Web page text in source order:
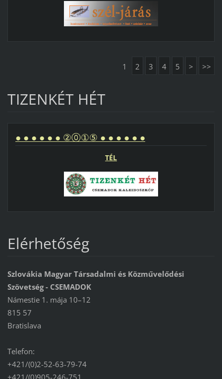
1 2 3 4 5 > >>
TIZENKÉT HÉT
● ● ● ● ● ● ②⓪①⑤ ● ● ● ● ● ●
TÉL
Elérhetőség
Szlovákia Magyar Társadalmi és Közművelődési
Szövetség - CSEMADOK
Námestie 1. mája 10–12
815 57
Bratislava
Telefon:
+421/(0)2-52-63-79-74